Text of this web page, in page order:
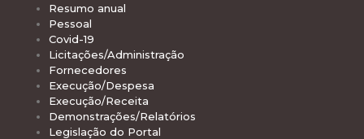
Resumo anual
Pessoal
Covid-19
Licitações/Administração
Fornecedores
Execução/Despesa
Execução/Receita
Demonstrações/Relatórios
Legislação do Portal